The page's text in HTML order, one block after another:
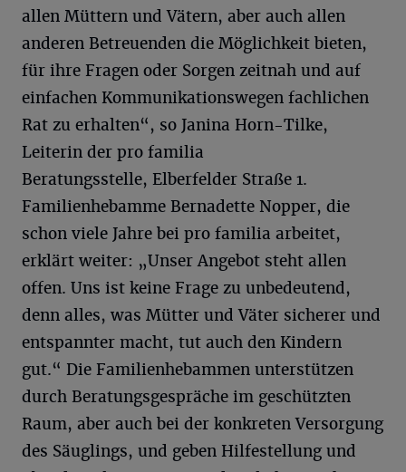
allen Müttern und Vätern, aber auch allen
anderen Betreuenden die Möglichkeit bieten,
für ihre Fragen oder Sorgen zeitnah und auf
einfachen Kommunikationswegen fachlichen
Rat zu erhalten“, so Janina Horn-Tilke,
Leiterin der pro familia
Beratungsstelle, Elberfelder Straße 1.
Familienhebamme Bernadette Nopper, die
schon viele Jahre bei pro familia arbeitet,
erklärt weiter: „Unser Angebot steht allen
offen. Uns ist keine Frage zu unbedeutend,
denn alles, was Mütter und Väter sicherer und
entspannter macht, tut auch den Kindern
gut.“ Die Familienhebammen unterstützen
durch Beratungsgespräche im geschützten
Raum, aber auch bei der konkreten Versorgung
des Säuglings, und geben Hilfestellung und